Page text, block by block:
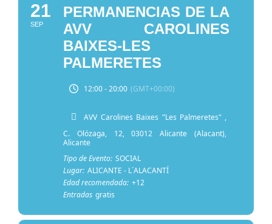
21
SEP
PERMANENCIAS DE LA
AVV CAROLINES
BAIXES-LES
PALMERETES
12:00 - 20:00 (GMT+00:00)
AVV Carolines Baixes "Les Palmeretes" ,
C. Olózaga, 12, 03012 Alicante (Alacant),
Alicante
Tipo de Evento: SOCIAL
Lugar: ALICANTE - L´ALACANTÍ
Edad recomendada: +12
Entradas gratis